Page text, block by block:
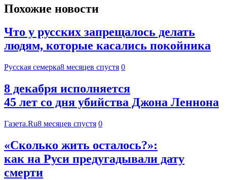
Похожие новости
Что у русских запрещалось делать
людям, которые касались покойника
Русская семерка8 месяцев спустя 0
8 декабря исполняется
45 лет со дня убийства Джона Леннона
Газета.Ru8 месяцев спустя 0
«Сколько жить осталось?»:
как на Руси предугадывали дату
смерти